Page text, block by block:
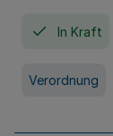
In Kraft
Verordnung